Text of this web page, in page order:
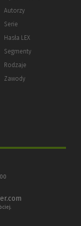
Autorzy
Serie
Hasła LEX
Segmenty
Rodzaje
Zawody